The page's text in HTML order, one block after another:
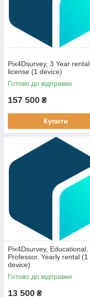
Pix4Dsurvey, 3 Year rental
license (1 device)
Готово до відправки
157 500 ₴
Купити
Pix4Dsurvey, Educational,
Professor, Yearly rental (1
device)
Готово до відправки
13 500 ₴